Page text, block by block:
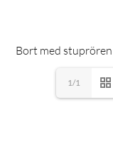
Bort med stuprören
1/1